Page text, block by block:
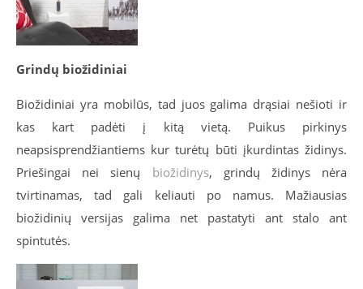
Grindų biožidiniai
Biožidiniai yra mobilūs, tad juos galima drąsiai nešioti ir
kas kart padėti į kitą vietą. Puikus pirkinys
neapsisprendžiantiems kur turėtų būti įkurdintas židinys.
Priešingai nei sienų biožidinys, grindų židinys nėra
tvirtinamas, tad gali keliauti po namus. Mažiausias
biožidinių versijas galima net pastatyti ant stalo ant
spintutės.